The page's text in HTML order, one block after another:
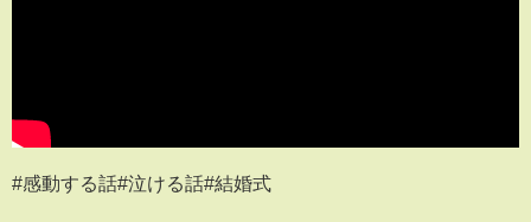
#感動する話#泣ける話#結婚式